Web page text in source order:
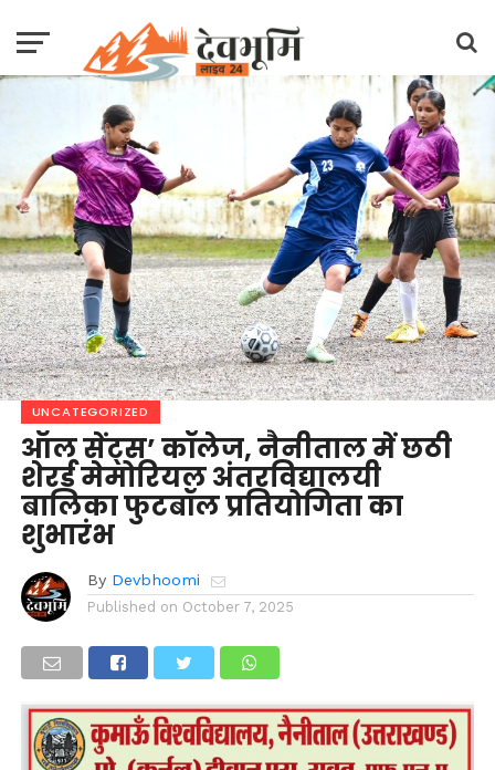
UNCATEGORIZED
ऑल सेंट्स’ कॉलेज, नैनीताल में छठी
शेरर्ड मेमोरियल अंतरविद्यालयी
बालिका फुटबॉल प्रतियोगिता का
शुभारंभ
By Devbhoomi
Published on October 7, 2025